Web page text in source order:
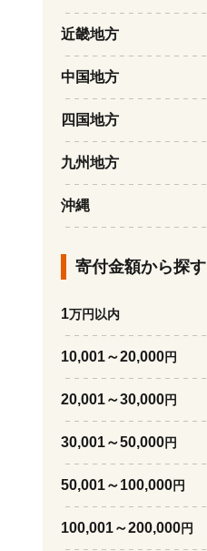
近畿地方
中国地方
四国地方
九州地方
沖縄
寄付金額から探す
1万円以内
10,001～20,000円
20,001～30,000円
30,001～50,000円
50,001～100,000円
100,001～200,000円